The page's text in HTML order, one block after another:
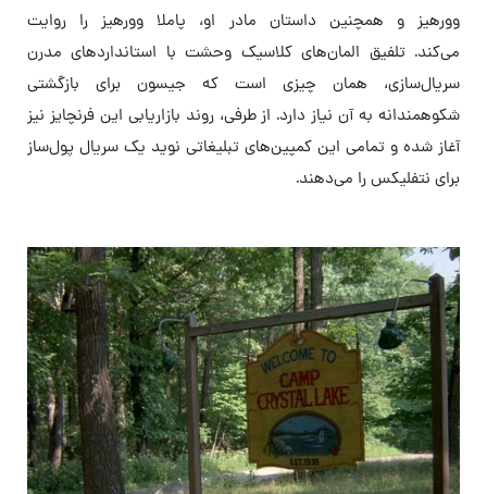
وورهیز و همچنین داستان مادر او، پاملا وورهیز را روایت
می‌کند. تلفیق المان‌های کلاسیک وحشت با استانداردهای مدرن
سریال‌سازی، همان چیزی است که جیسون برای بازگشتی
شکوهمندانه به آن نیاز دارد. از طرفی، روند بازاریابی این فرنچایز نیز
آغاز شده و تمامی این کمپین‌های تبلیغاتی نوید یک سریال پول‌ساز
برای نتفلیکس را می‌دهند.